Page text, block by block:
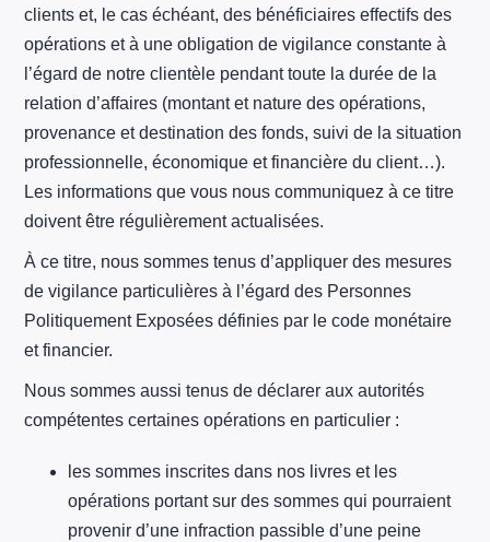
clients et, le cas échéant, des bénéficiaires effectifs des
opérations et à une obligation de vigilance constante à
l’égard de notre clientèle pendant toute la durée de la
relation d’affaires (montant et nature des opérations,
provenance et destination des fonds, suivi de la situation
professionnelle, économique et financière du client…).
Les informations que vous nous communiquez à ce titre
doivent être régulièrement actualisées.
À ce titre, nous sommes tenus d’appliquer des mesures
de vigilance particulières à l’égard des Personnes
Politiquement Exposées définies par le code monétaire
et financier.
Nous sommes aussi tenus de déclarer aux autorités
compétentes certaines opérations en particulier :
les sommes inscrites dans nos livres et les
opérations portant sur des sommes qui pourraient
provenir d’une infraction passible d’une peine